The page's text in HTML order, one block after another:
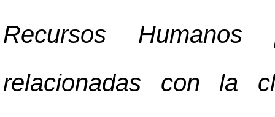
Recursos
relacionadas con la